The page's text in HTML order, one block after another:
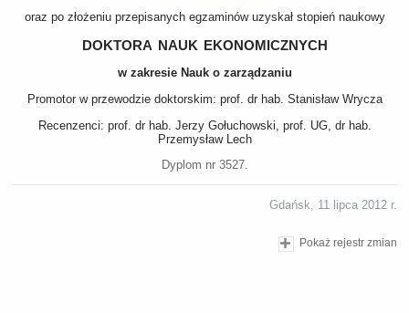
oraz po złożeniu przepisanych egzaminów uzyskał stopień naukowy
doktora nauk ekonomicznych
w zakresie Nauk o zarządzaniu
Promotor w przewodzie doktorskim: prof. dr hab. Stanisław Wrycza
Recenzenci: prof. dr hab. Jerzy Gołuchowski, prof. UG, dr hab.
Przemysław Lech
Dyplom nr 3527.
Gdańsk, 11 lipca 2012 r.
Pokaż rejestr zmian